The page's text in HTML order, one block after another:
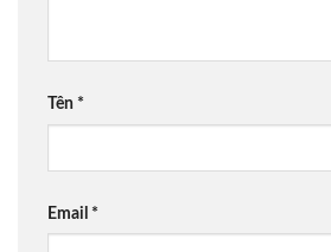
Tên *
Email *